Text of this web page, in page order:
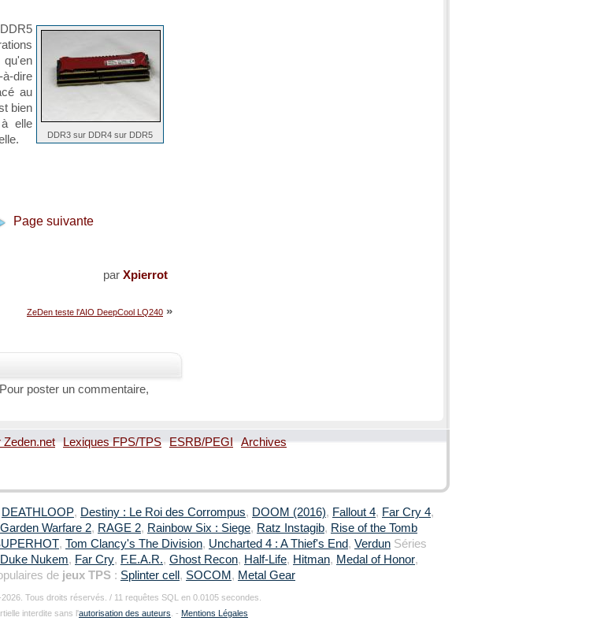
DDR3 sur DDR4 sur DDR5
dire
au
bien
elle
Page suivante
par Xpierrot
ZeDen teste l'AIO DeepCool LQ240 »
poster un commentaire,
Zeden.net Lexiques FPS/TPS ESRB/PEGI
Archives
DEATHLOOP, Destiny : Le Roi des Corrompus, DOOM (2016), Fallout 4, Far Cry 4,
Warfare 2, RAGE 2, Rainbow Six : Siege, Ratz Instagib, Rise of the Tomb
, Tom Clancy's The Division, Uncharted 4 : A Thief's End, Verdun Séries
Duke Nukem, Far Cry, F.E.A.R., Ghost Recon, Half-Life, Hitman, Medal of Honor,
de jeux TPS : Splinter cell , SOCOM , Metal Gear
Tous droits réservés. / 11 requêtes SQL en 0.0105 secondes.
interdite sans l'autorisation des auteurs . - Mentions Légales